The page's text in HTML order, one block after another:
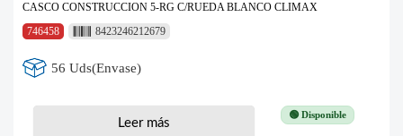
CASCO CONSTRUCCION 5-RG C/RUEDA BLANCO CLIMAX
746458
8423246212679
56 Uds(Envase)
🟢 Disponible
Leer más